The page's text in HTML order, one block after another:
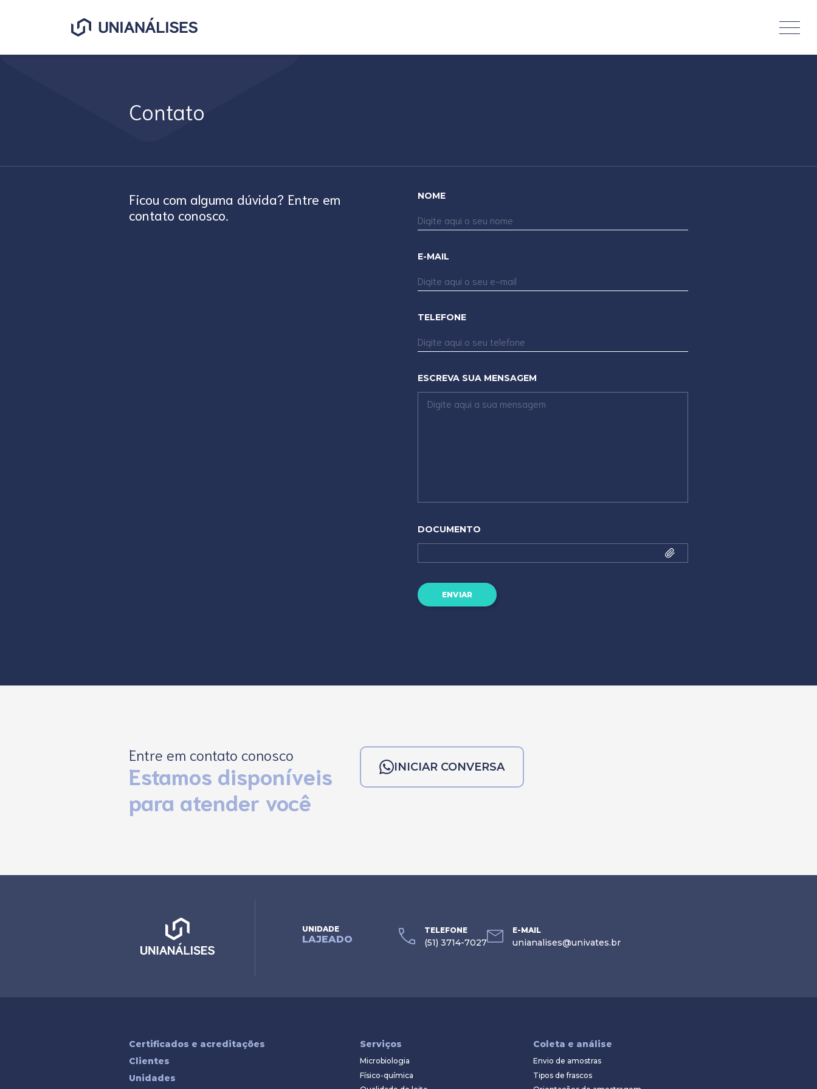
O que você procura?
Contato
Ficou com alguma dúvida? Entre em
contato conosco.
NOME
E-MAIL
TELEFONE
ESCREVA SUA MENSAGEM
DOCUMENTO
ENVIAR
Entre em contato conosco
Estamos disponíveis
para atender você
INICIAR CONVERSA
UNIDADE
LAJEADO
TELEFONE
(51) 3714-7027
E-MAIL
unianalises@univates.br
Certificados e acreditações
Clientes
Unidades
Serviços
Microbiologia
Físico-química
Coleta e análise
Envio de amostras
Tipos de frascos